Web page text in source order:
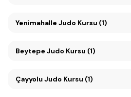
Yenimahalle Judo Kursu (1)
Beytepe Judo Kursu (1)
Çayyolu Judo Kursu (1)